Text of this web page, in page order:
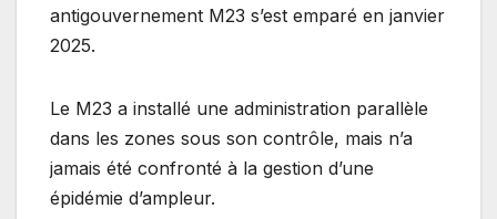
antigouvernement M23 s’est emparé en janvier
2025.
Le M23 a installé une administration parallèle
dans les zones sous son contrôle, mais n’a
jamais été confronté à la gestion d’une
épidémie d’ampleur.